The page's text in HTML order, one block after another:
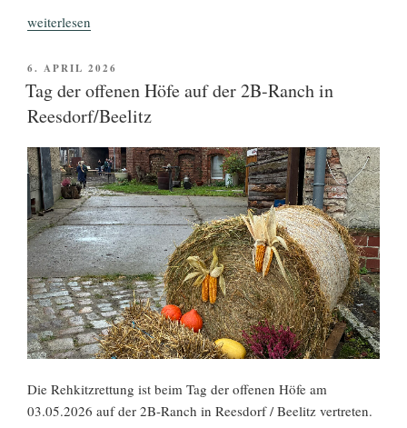
„Saisonstart
weiterlesen
VERÖFFENTLICHT
AM
6. APRIL 2026
Tag der offenen Höfe auf der 2B-Ranch in
Reesdorf/Beelitz
Die Rehkitzrettung ist beim Tag der offenen Höfe am
03.05.2026 auf der 2B-Ranch in Reesdorf / Beelitz vertreten.